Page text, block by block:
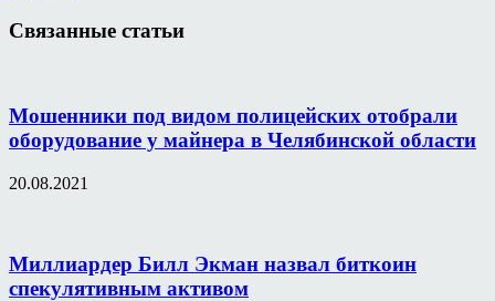
Связанные статьи
Мошенники под видом полицейских отобрали
оборудование у майнера в Челябинской области
20.08.2021
Миллиардер Билл Экман назвал биткоин
спекулятивным активом